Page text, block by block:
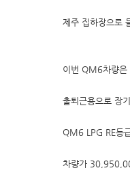
제주 집하장으로
이번 QM6차량은
출퇴근용으로 장
QM6 LPG RE등
차량가